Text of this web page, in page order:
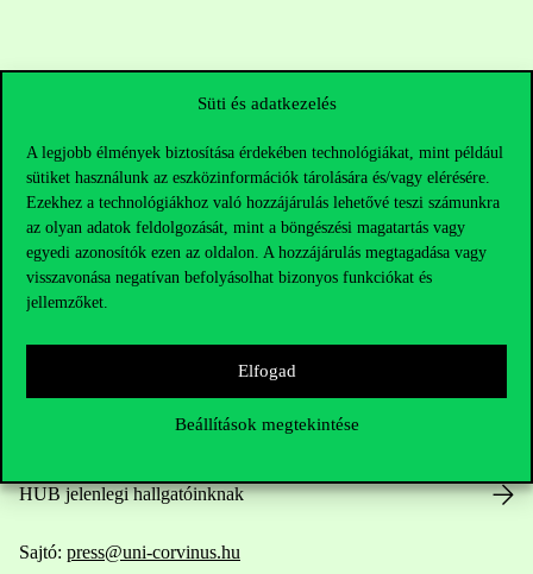
Süti és adatkezelés
A legjobb élmények biztosítása érdekében technológiákat, mint például
sütiket használunk az eszközinformációk tárolására és/vagy elérésére.
Ezekhez a technológiákhoz való hozzájárulás lehetővé teszi számunkra
az olyan adatok feldolgozását, mint a böngészési magatartás vagy
egyedi azonosítók ezen az oldalon. A hozzájárulás megtagadása vagy
visszavonása negatívan befolyásolhat bizonyos funkciókat és
jellemzőket.
Elfogad
Beállítások megtekintése
Elérhetőségek
Kérdésed van a felvételivel kapcsolatban?
Oktatói elérhetőségek
HUB jelenlegi hallgatóinknak
Sajtó: press@uni-corvinus.hu